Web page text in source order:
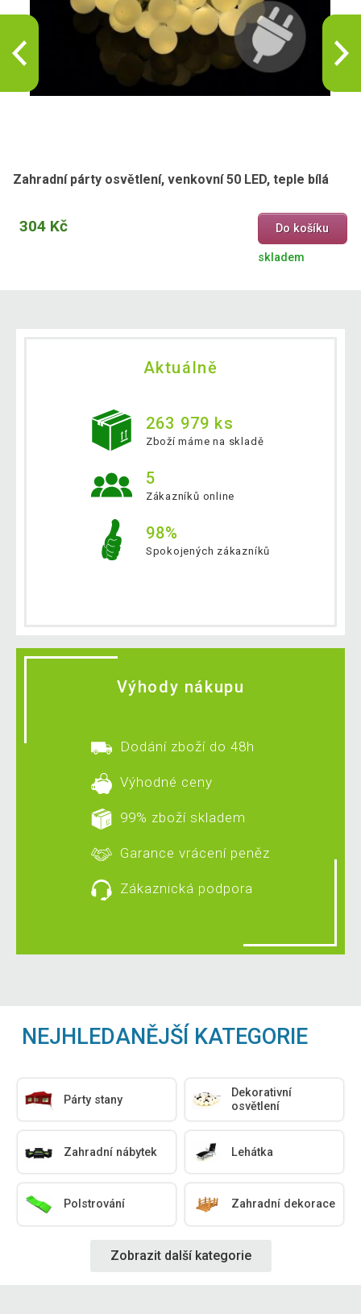
Zahradní párty osvětlení, venkovní 50 LED, teple bílá
304 Kč Do košíku
skladem
Aktuálně
263 979 ks
Zboží máme na skladě
5
Zákazníků online
98%
Spokojených zákazníků
Výhody nákupu
Dodání zboží do 48h
Výhodné ceny
99% zboží skladem
Garance vrácení peněz
Zákaznická podpora
NEJHLEDANĚJŠÍ KATEGORIE
Párty stany
Dekorativní
osvětlení
Zahradní nábytek Lehátka
Polstrování Zahradní dekorace
Zobrazit další kategorie